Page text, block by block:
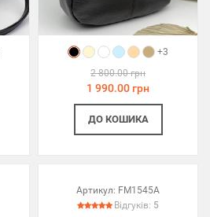
+3
2 800.00 грн
1 990.00 грн
ДО КОШИКА
Артикул: FM1545A
Відгуків: 5